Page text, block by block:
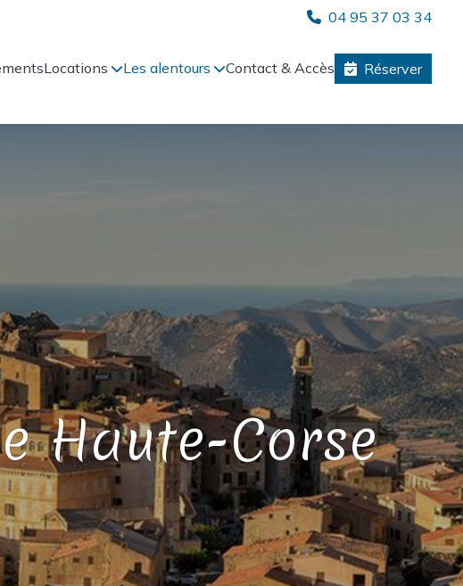
04 95 37 03 34
Locations Les alentours Contact & Accès Réserver
Haute-Corse